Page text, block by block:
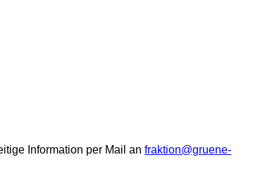
Information per Mail an fraktion@gruene-